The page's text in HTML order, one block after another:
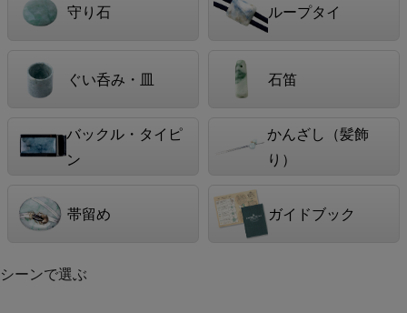
守り石 ループタイ
ぐい呑み・皿 石笛
バックル・タイピ
ン
かんざし（髪飾
り）
帯留め ガイドブック
シーンで選ぶ